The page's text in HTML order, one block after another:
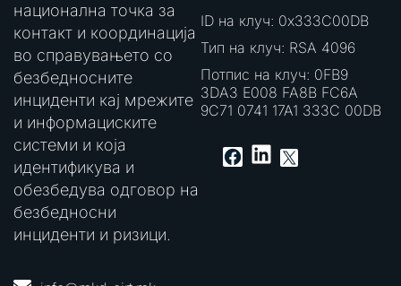
национална точка за
контакт и координација
во справувањето со
безбедносните
инциденти кај мрежите
и информациските
системи и која
идентификува и
обезбедува одговор на
безбедносни
инциденти и ризици.
ID на клуч: 0x333C00DB
Тип на клуч: RSA 4096
Потпис на клуч: 0FB9
3DA3 E008 FA8B FC6A
9C71 0741 17A1 333C 00DB
Facebook
LinkedIn
X